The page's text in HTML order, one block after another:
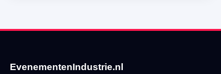
EvenementenIndustrie.nl